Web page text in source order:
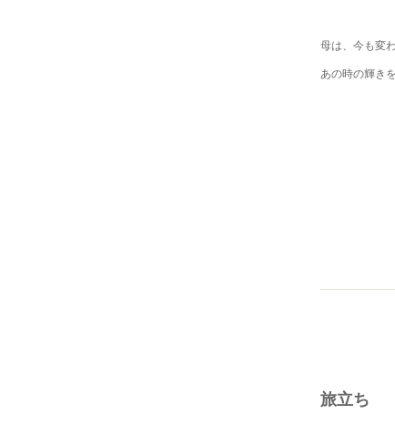
母は、今も変
あの時の輝き
旅立ち